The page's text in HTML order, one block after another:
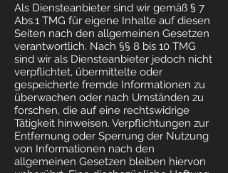
Als Diensteanbieter sind wir gemäß § 7
Abs.1 TMG für eigene Inhalte auf diesen
Seiten nach den allgemeinen Gesetzen
verantwortlich. Nach §§ 8 bis 10 TMG
sind wir als Diensteanbieter jedoch nicht
verpflichtet, übermittelte oder
gespeicherte fremde Informationen zu
überwachen oder nach Umständen zu
forschen, die auf eine rechtswidrige
Tätigkeit hinweisen. Verpflichtungen zur
Entfernung oder Sperrung der Nutzung
von Informationen nach den
allgemeinen Gesetzen bleiben hiervon